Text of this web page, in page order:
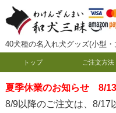
40犬種の名入れ犬グッズ(小型
トップ ご注文方法
夏季休業のお知らせ 8/
8/9以降のご注文は、8/17